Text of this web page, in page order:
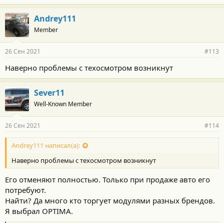
т
и
:
Andrey111
Member
26 Сен 2021 #113
Наверно проблемы с техосмотром возникнут
Sever11
Well-Known Member
26 Сен 2021 #114
Andrey111 написал(а):
Наверно проблемы с техосмотром возникнут
Его отменяют полностью. Только при продаже авто его
потребуют.
Найти? Да много кто торгует модулями разных брендов.
Я выбрал OPTIMA.